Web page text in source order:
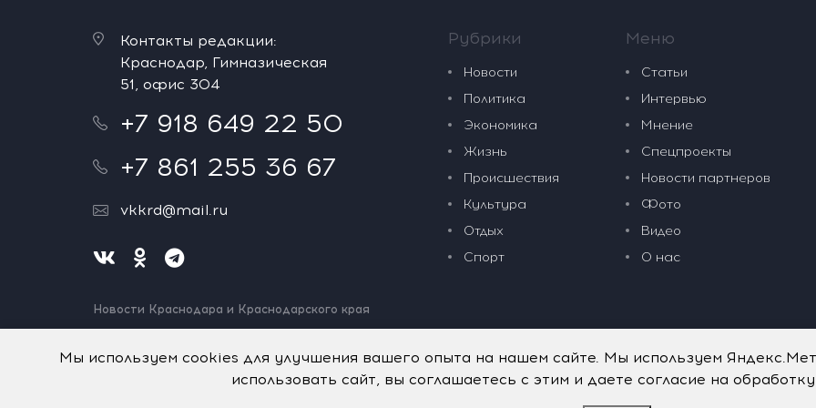
Контакты редакции:
Краснодар, Гимназическая
51, офис 304
+7 918 649 22 50
+7 861 255 36 67
vkkrd@mail.ru
Новости Краснодара и Краснодарского края
Нашли ошибку? Выделите и нажмите Ctrl+Enter.
Рубрики
Новости
Политика
Экономика
Жизнь
Происшествия
Культура
Отдых
Спорт
Меню
Статьи
Интервью
Мнение
Спецпроекты
Новости партнеров
Фото
Видео
О нас
Мы используем cookies для улучшения вашего опыта на нашем сайте. Мы используем
использовать сайт, вы соглашаетесь с этим и даете согласие на